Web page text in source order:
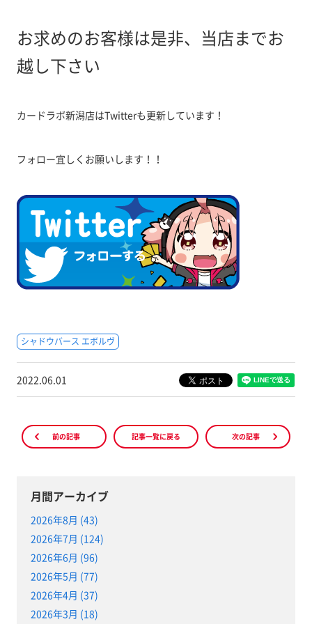
お求めのお客様は是非、当店までお
越し下さい
カードラボ新潟店はTwitterも更新しています！
フォロー宜しくお願いします！！
シャドウバース エボルヴ
2022.06.01
前の記事 記事一覧に戻る 次の記事
月間アーカイブ
2026年8月 (43)
2026年7月 (124)
2026年6月 (96)
2026年5月 (77)
2026年4月 (37)
2026年3月 (18)